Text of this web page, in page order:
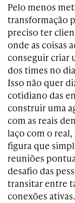
Pelo menos
transformação
preciso ter
onde as coisas
conseguir criar
dos times no
Isso não quer
cotidiano das
construir uma
com as reais
laço com o
figura que
reuniões
desafio das
transitar entre
conexões ativas.